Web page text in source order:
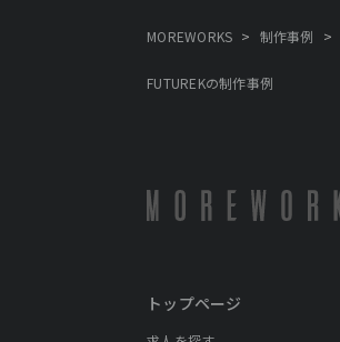
MOREWORKS > 制作事例 >
FUTUREKの制作事例
トップページ